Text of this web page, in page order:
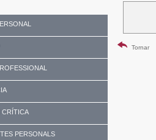
CRÍTICA
PERSONALS
Tornar